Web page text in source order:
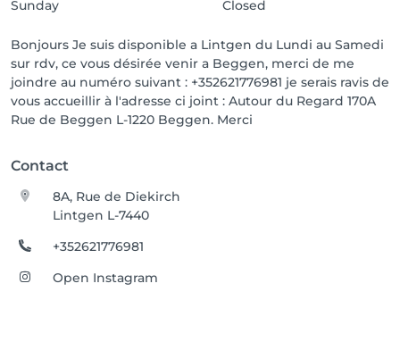
Sunday
Closed
Bonjours Je suis disponible a Lintgen du Lundi au Samedi
sur rdv, ce vous désirée venir a Beggen, merci de me
joindre au numéro suivant : +352621776981 je serais ravis de
vous accueillir à l'adresse ci joint : Autour du Regard 170A
Rue de Beggen L-1220 Beggen. Merci
Contact
8A, Rue de Diekirch
Lintgen L-7440
+352621776981
Open Instagram